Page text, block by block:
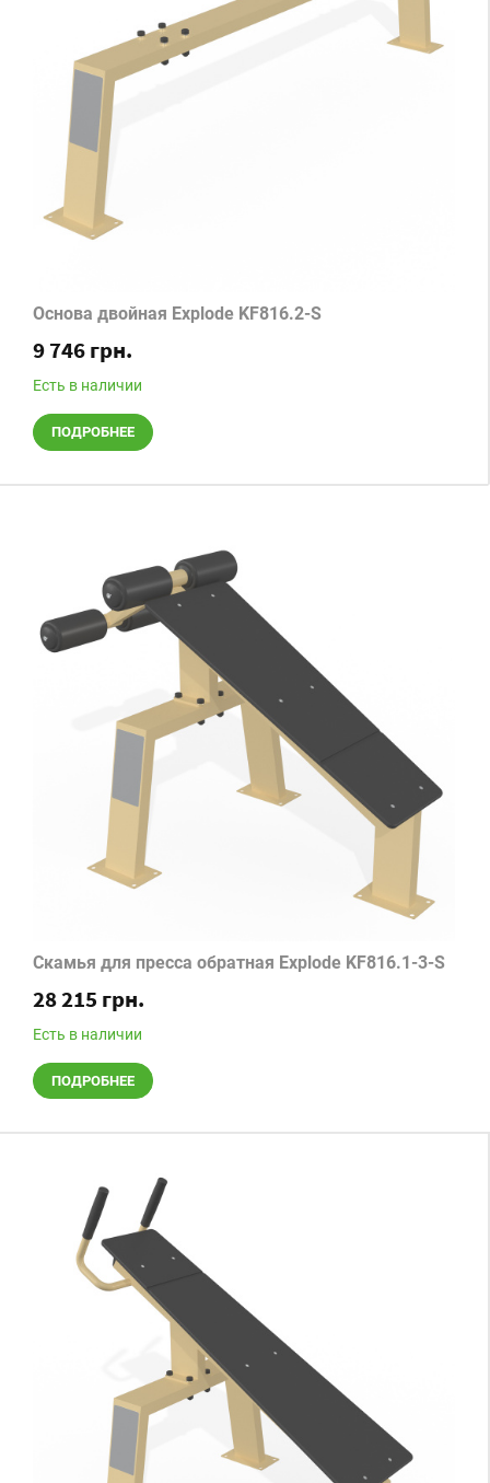
Основа двойная Explode KF816.2-S
9 746 грн.
Есть в наличии
ПОДРОБНЕЕ
Скамья для пресса обратная Explode KF816.1-3-S
28 215 грн.
Есть в наличии
ПОДРОБНЕЕ